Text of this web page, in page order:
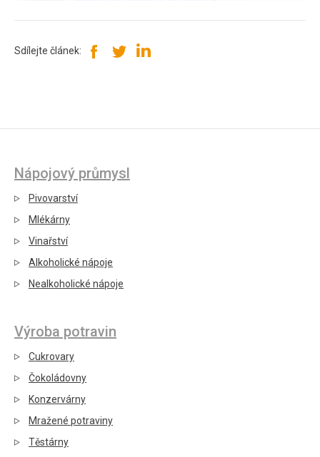
Sdílejte článek:
Nápojový průmysl
Pivovarství
Mlékárny
Vinařství
Alkoholické nápoje
Nealkoholické nápoje
Výroba potravin
Cukrovary
Čokoládovny
Konzervárny
Mražené potraviny
Těstárny